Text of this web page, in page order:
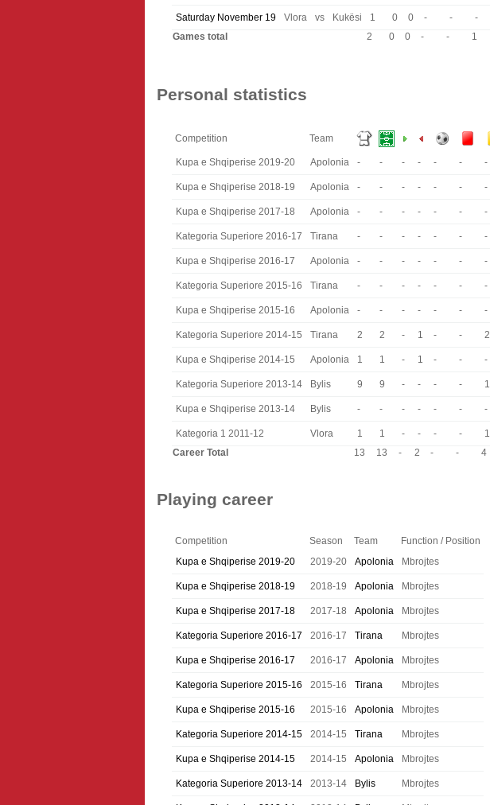
Saturday November 19 Vlora vs Kukësi 1 0 0 - - -
Games total
2 0 0 - - 1
Personal statistics
Competition Team
Kupa e Shqiperise 2019-20 Apolonia - - - - - - -
Kupa e Shqiperise 2018-19 Apolonia - - - - - - -
Kupa e Shqiperise 2017-18 Apolonia - - - - - - -
Kategoria Superiore 2016-17 Tirana - - - - - - -
Kupa e Shqiperise 2016-17 Apolonia - - - - - - -
Kategoria Superiore 2015-16 Tirana - - - - - - -
Kupa e Shqiperise 2015-16 Apolonia - - - - - - -
Kategoria Superiore 2014-15 Tirana 2 2 - 1 - - 2
Kupa e Shqiperise 2014-15 Apolonia 1 1 - 1 - - -
Kategoria Superiore 2013-14 Bylis 9 9 - - - - 1
Kupa e Shqiperise 2013-14 Bylis - - - - - - -
Kategoria 1 2011-12 Vlora 1 1 - - - - 1
Career Total
13 13 - 2 - - 4
Playing career
Competition Season Team
Function / Position
Kupa e Shqiperise 2019-20
2019-20 Apolonia Mbrojtes
Kupa e Shqiperise 2018-19 2018-19 Apolonia Mbrojtes
Kupa e Shqiperise 2017-18 2017-18 Apolonia Mbrojtes
Kategoria Superiore 2016-17 2016-17 Tirana Mbrojtes
Kupa e Shqiperise 2016-17 2016-17 Apolonia Mbrojtes
Kategoria Superiore 2015-16 2015-16 Tirana Mbrojtes
Kupa e Shqiperise 2015-16 2015-16 Apolonia Mbrojtes
Kategoria Superiore 2014-15 2014-15 Tirana Mbrojtes
Kupa e Shqiperise 2014-15 2014-15 Apolonia Mbrojtes
Kategoria Superiore 2013-14 2013-14 Bylis Mbrojtes